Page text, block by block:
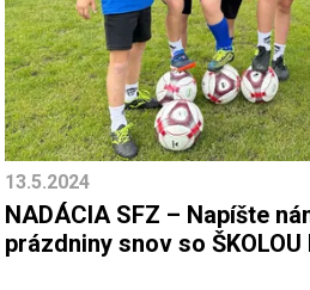
13.5.2024
NADÁCIA SFZ – Napíšte
prázdniny snov so ŠKOLOU